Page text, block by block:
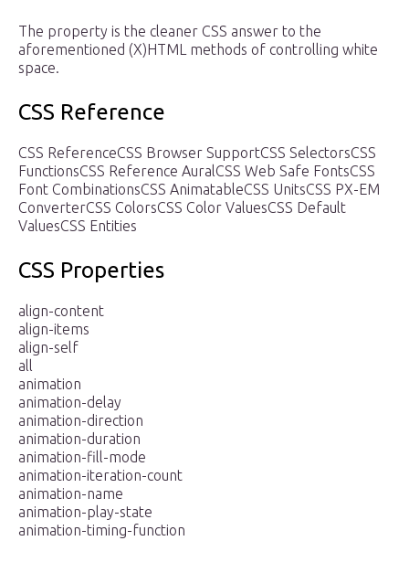
The property is the cleaner CSS answer to the
aforementioned (X)HTML methods of controlling white
space.
CSS Reference
CSS ReferenceCSS Browser SupportCSS SelectorsCSS
FunctionsCSS Reference AuralCSS Web Safe FontsCSS
Font CombinationsCSS AnimatableCSS UnitsCSS PX-EM
ConverterCSS ColorsCSS Color ValuesCSS Default
ValuesCSS Entities
CSS Properties
align-content
align-items
align-self
all
animation
animation-delay
animation-direction
animation-duration
animation-fill-mode
animation-iteration-count
animation-name
animation-play-state
animation-timing-function